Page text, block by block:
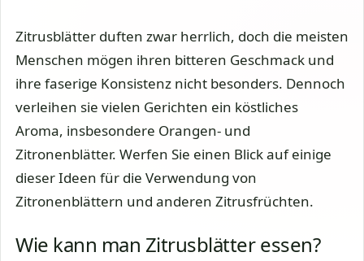
Zitrusblätter duften zwar herrlich, doch die meisten
Menschen mögen ihren bitteren Geschmack und
ihre faserige Konsistenz nicht besonders. Dennoch
verleihen sie vielen Gerichten ein köstliches
Aroma, insbesondere Orangen- und
Zitronenblätter. Werfen Sie einen Blick auf einige
dieser Ideen für die Verwendung von
Zitronenblättern und anderen Zitrusfrüchten.
Wie kann man Zitrusblätter essen?